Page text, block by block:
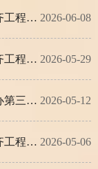
【成在齐工程】王胤璋：把“实践学期”变成了职场加速器 2026-06-08
【成在齐工程】大学四年怎么过？他用20多个奖和近9万元奖金回答了 2026-05-29
学校举办第三十三期校友故事汇 2026-05-12
【成在齐工程】太牛了！用人单位点名表扬 2026-05-06